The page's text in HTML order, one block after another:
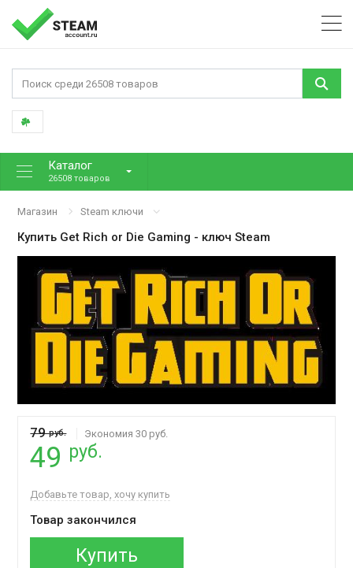
Каталог
26508 товаров
Магазин Steam ключи
Купить Get Rich or Die Gaming - ключ Steam
79руб. Экономия 30 руб.
49 руб.
Добавьте товар, хочу купить
Товар закончился
Купить